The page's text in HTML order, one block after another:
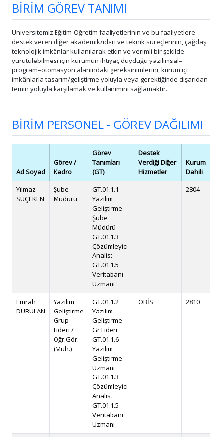
BİRİM GÖREV TANIMI
Üniversitemiz Eğitim-Öğretim faaliyetlerinin ve bu faaliyetlere
destek veren diğer akademik/idari ve teknik süreçlerinin, çağdaş
teknolojik imkânlar kullanılarak etkin ve verimli bir şekilde
yürütülebilmesi için kurumun ihtiyaç duyduğu yazılımsal–
program–otomasyon alanındaki gereksinimlerini, kurum içi
imkânlarla tasarım/geliştirme yoluyla veya gerektiğinde dışarıdan
temin yoluyla karşılamak ve kullanımını sağlamaktır.
BİRİM PERSONEL - GÖREV DAĞILIMI
Ad Soyad
Görev /
Kadro
Görev
Tanımları
(GT)
Destek
Verdiği Diğer
Hizmetler
Kurum
Dahili
Yılmaz
SUÇEKEN
Şube
Müdürü
GT.01.1.1
Yazılım
Geliştirme
Şube
Müdürü
GT.01.1.3
Çözümleyici-
Analist
GT.01.1.5
Veritabanı
Uzmanı
2804
Emrah
DURULAN
Yazılım
Geliştirme
Grup
Lideri /
Öğr.Gör.
(Müh.)
GT.01.1.2
Yazılım
Geliştirme
Gr Lideri
GT.01.1.6
Yazılım
Geliştirme
Uzmanı
GT.01.1.3
Çözümleyici-
Analist
GT.01.1.5
Veritabanı
Uzmanı
OBİS 2810